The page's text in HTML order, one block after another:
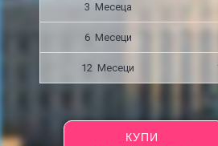
3 Месецa
6 Месеци
12 Месеци
КУПИ